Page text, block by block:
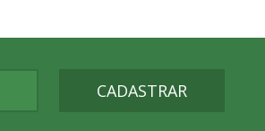
CADASTRAR